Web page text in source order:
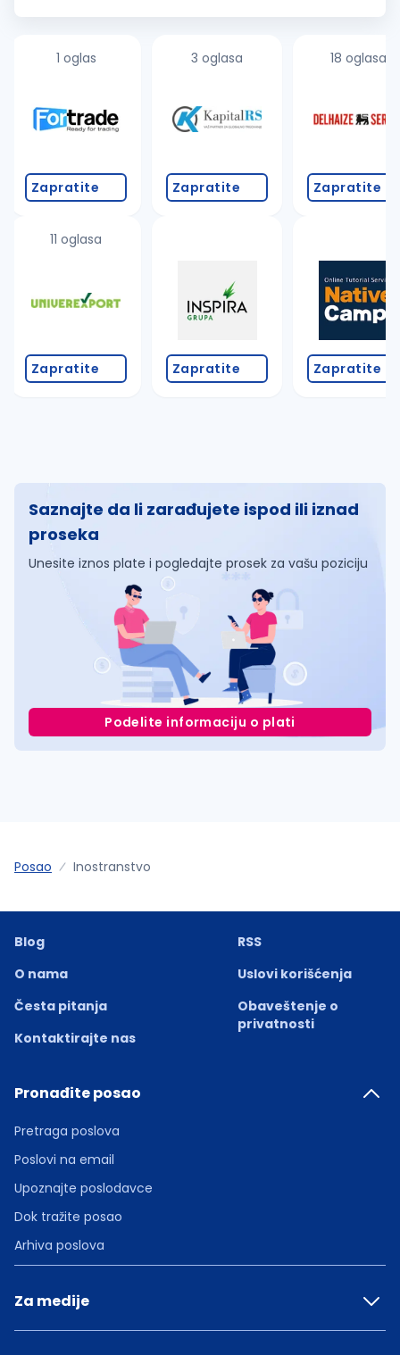
poziciji Ope...
1 oglas
Zapratite
11 oglasa
Zapratite
3 oglasa
Zapratite
Zapratite
18 oglasa
Zapratite
Zapratite
Saznajte da li zarađujete ispod ili iznad
proseka
Unesite iznos plate i pogledajte prosek za vašu poziciju
Podelite informaciju o plati
Posao Inostranstvo
Blog
O nama
Česta pitanja
Kontaktirajte nas
RSS
Uslovi korišćenja
Obaveštenje o
privatnosti
Pronađite posao
Pretraga poslova
Poslovi na email
Upoznajte poslodavce
Dok tražite posao
Arhiva poslova
Za medije